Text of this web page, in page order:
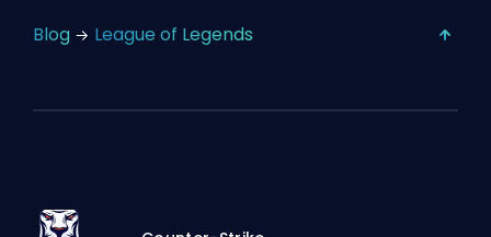
Blog League of Legends